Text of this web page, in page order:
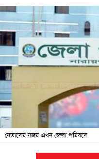
হোম
রাজনীতি
নগর
জুড়ে
নগরের
আদালতপাড়া
জনদুর্ভোগ
বিশেষ
নেতাদের নজর এখন জেলা পরিষদে